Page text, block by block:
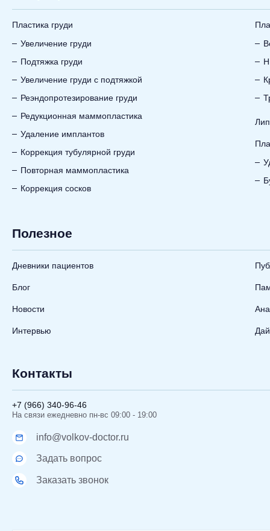
Пластика груди
Увеличение груди
Подтяжка груди
Увеличение груди с подтяжкой
Реэндопротезирование груди
Редукционная маммопластика
Удаление имплантов
Коррекция тубулярной груди
Повторная маммопластика
Коррекция сосков
Полезное
Дневники пациентов
Блог
Новости
Интервью
Контакты
+7 (966) 340-96-46
На связи ежедневно пн-вс 09:00 - 19:00
info@volkov-doctor.ru
Задать вопрос
Заказать звонок